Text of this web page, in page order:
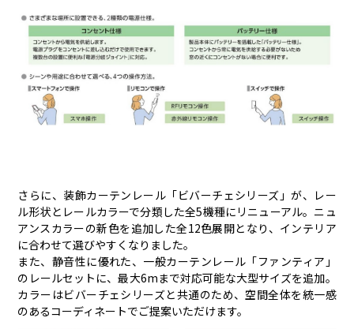
さらに、装飾カーテンレール「ビバーチェシリーズ」が、レー
ル形状とレールカラーで分類した全5機種にリニューアル。ニュ
アンスカラーの新色を追加した全12色展開となり、インテリア
に合わせて選びやすくなりました。
また、静音性に優れた、一般カーテンレール「ファンティア」
のレールセットに、最大6mまで対応可能な大型サイズを追加。
カラーはビバーチェシリーズと共通のため、空間全体を統一感
のあるコーディネートでご提案いただけます。